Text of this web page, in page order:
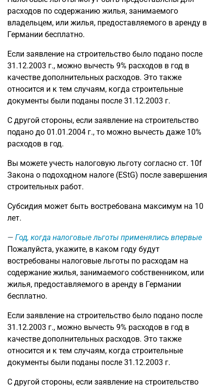
расходов по содержанию жилья, занимаемого
владельцем, или жилья, предоставляемого в аренду в
Германии бесплатно.
Если заявление на строительство было подано после
31.12.2003 г., можно вычесть 9% расходов в год в
качестве дополнительных расходов. Это также
относится и к тем случаям, когда строительные
документы были поданы после 31.12.2003 г.
С другой стороны, если заявление на строительство
подано до 01.01.2004 г., то можно вычесть даже 10%
расходов в год.
Вы можете учесть налоговую льготу согласно ст. 10f
Закона о подоходном налоге (EStG) после завершения
строительных работ.
Субсидия может быть востребована максимум на 10
лет.
Год, когда налоговые льготы применялись впервые
Пожалуйста, укажите, в каком году будут
востребованы налоговые льготы по расходам на
содержание жилья, занимаемого собственником, или
жилья, предоставляемого в аренду в Германии
бесплатно.
Если заявление на строительство было подано после
31.12.2003 г., можно вычесть 9% расходов в год в
качестве дополнительных расходов. Это также
относится и к тем случаям, когда строительные
документы были поданы после 31.12.2003 г.
С другой стороны, если заявление на строительство